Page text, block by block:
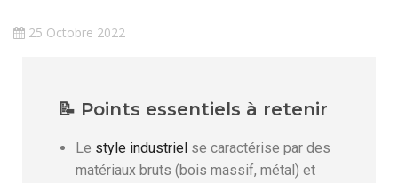
25 Octobre 2022
📝 Points essentiels à retenir
Le style industriel se caractérise par des
matériaux bruts (bois massif, métal) et